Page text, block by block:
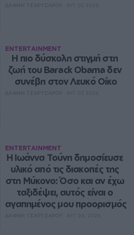
ENTERTAINMENT
Η πιο δύσκολη στιγμή στη
ζωή του Barack Obama δεν
συνέβη στον Λευκό Οίκο
ENTERTAINMENT
Η Ιωάννα Τούνη δημοσίευσε
υλικό από τις διακοπές της
στη Μύκονο: Όσο και αν έχω
ταξιδέψει, αυτός είναι ο
αγαπημένος μου προορισμός